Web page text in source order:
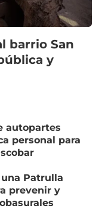
barrio San
y
autopartes
personal para
Patrulla
prevenir y